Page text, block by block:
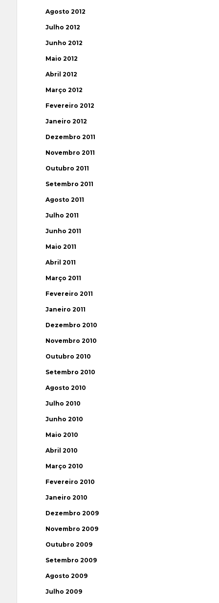
Agosto 2012
Julho 2012
Junho 2012
Maio 2012
Abril 2012
Março 2012
Fevereiro 2012
Janeiro 2012
Dezembro 2011
Novembro 2011
Outubro 2011
Setembro 2011
Agosto 2011
Julho 2011
Junho 2011
Maio 2011
Abril 2011
Março 2011
Fevereiro 2011
Janeiro 2011
Dezembro 2010
Novembro 2010
Outubro 2010
Setembro 2010
Agosto 2010
Julho 2010
Junho 2010
Maio 2010
Abril 2010
Março 2010
Fevereiro 2010
Janeiro 2010
Dezembro 2009
Novembro 2009
Outubro 2009
Setembro 2009
Agosto 2009
Julho 2009